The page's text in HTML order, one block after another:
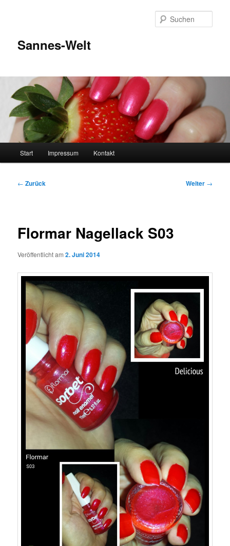
Sannes-Welt
Start Impressum Kontakt
Beitragsnavigation
← Zurück Weiter →
Flormar Nagellack S03
Veröffentlicht am2. Juni 2014